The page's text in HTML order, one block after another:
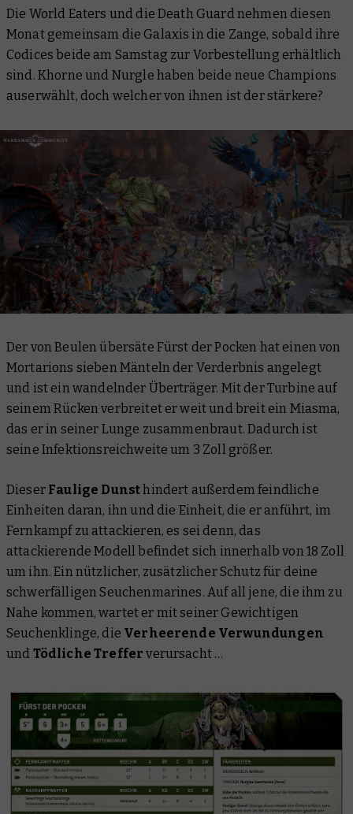
Die World Eaters und die Death Guard nehmen diesen
Monat gemeinsam die Galaxis in die Zange, sobald ihre
Codices beide am Samstag zur Vorbestellung erhältlich
sind. Khorne und Nurgle haben beide neue Champions
auserwählt, doch welcher von ihnen ist der stärkere?
Der von Beulen übersäte Fürst der Pocken hat einen von
Mortarions sieben Mänteln der Verderbnis angelegt
und ist ein wandelnder Überträger. Mit der Turbine auf
seinem Rücken verbreitet er weit und breit ein Miasma,
das er in seiner Lunge zusammenbraut. Dadurch ist
seine Infektionsreichweite um 3 Zoll größer.
Dieser Faulige Dunsthindert außerdem feindliche
Einheiten daran, ihn und die Einheit, die er anführt, im
Fernkampf zu attackieren, es sei denn, das
attackierende Modell befindet sich innerhalb von 18 Zoll
um ihn. Ein nützlicher, zusätzlicher Schutz für deine
schwerfälligen Seuchenmarines. Auf all jene, die ihm zu
Nahe kommen, wartet er mit seiner Gewichtigen
Seuchenklinge, die Verheerende Verwundungen
und Tödliche Treffer verursacht …